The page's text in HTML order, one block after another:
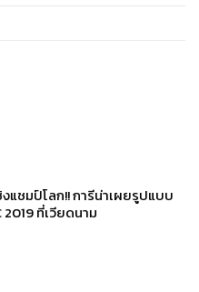
งแชมป์โลก!! การีน่าเผยรูปแบบ
2019 ที่เวียดนาม